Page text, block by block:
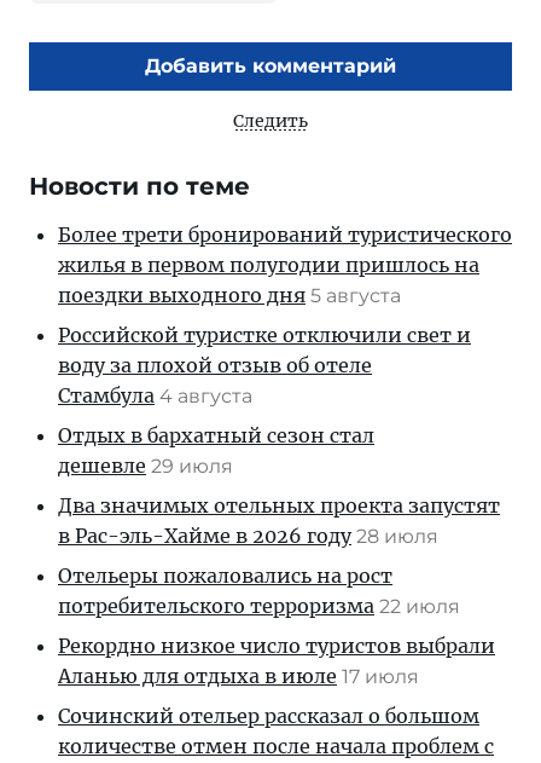
Добавить комментарий
Следить
Новости по теме
Более трети бронирований туристического
жилья в первом полугодии пришлось на
поездки выходного дня 5 августа
Российской туристке отключили свет и
воду за плохой отзыв об отеле
Стамбула 4 августа
Отдых в бархатный сезон стал
дешевле 29 июля
Два значимых отельных проекта запустят
в Рас-эль-Хайме в 2026 году 28 июля
Отельеры пожаловались на рост
потребительского терроризма 22 июля
Рекордно низкое число туристов выбрали
Аланью для отдыха в июле 17 июля
Сочинский отельер рассказал о большом
количестве отмен после начала проблем с